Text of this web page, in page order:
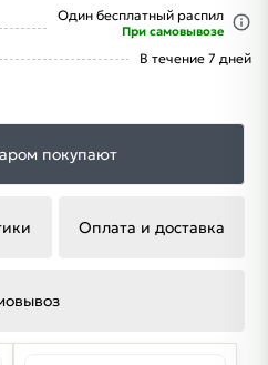
Один бесплатный распил
При самовывозе
В течение 7 дней
покупают
Оплата и доставка